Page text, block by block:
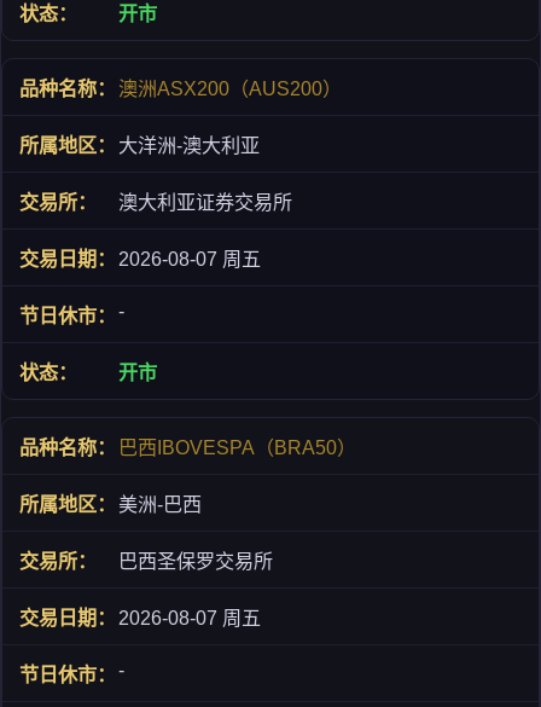
开市
澳洲ASX200（AUS200）
大洋洲-澳大利亚
澳大利亚证券交易所
2026-08-07 周五
-
开市
巴西IBOVESPA（BRA50）
美洲-巴西
巴西圣保罗交易所
2026-08-07 周五
-